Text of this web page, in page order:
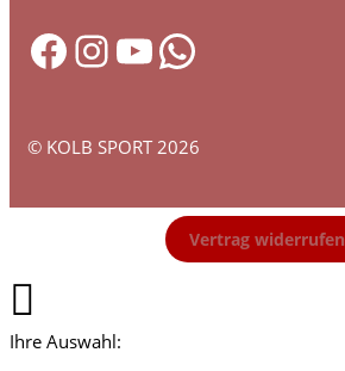
Facebook
Instagram
YouTube
WhatsApp
© KOLB SPORT 2026
Vertrag widerrufen
Ihre Auswahl: